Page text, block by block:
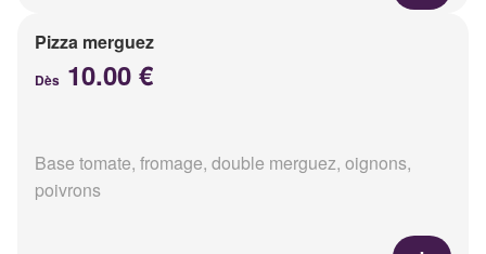
Pizza merguez
Dès 10.00 €
Base tomate, fromage, double merguez, oignons,
poivrons